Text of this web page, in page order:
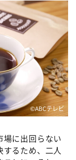
©ABCテレビ
場に出回らない
するため、二人